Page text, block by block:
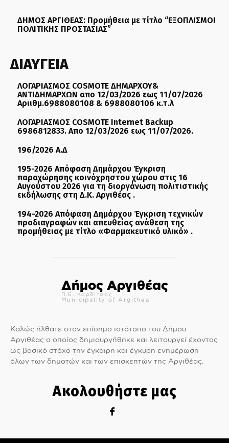
ΔΗΜΟΣ ΑΡΓΙΘΕΑΣ: Προμήθεια με τίτλο “ΕΞΟΠΛΙΣΜΟΙ
ΠΟΛΙΤΙΚΗΣ ΠΡΟΣΤΑΣΙΑΣ”
ΔΙΑΥΓΕΙΑ
ΛΟΓΑΡΙΑΣΜΟΣ COSMOTE ΔΗΜΑΡΧΟΥ&
ΑΝΤΙΔΗΜΑΡΧΩΝ απο 12/03/2026 εως 11/07/2026
Αριιθμ.6988080108 & 6988080106 κ.τ.λ
ΛΟΓΑΡΙΑΣΜΟΣ COSMOTE Internet Backup
6986812833. Απο 12/03/2026 εως 11/07/2026.
196/2026 Α.Δ
195-2026 Απόφαση Δημάρχου Έγκριση
παραχώρησης κοινόχρηστου χώρου στις 16
Αυγούστου 2026 για τη διοργάνωση πολιτιστικής
εκδήλωσης στη Δ.Κ. Αργιθέας .
194-2026 Απόφαση Δημάρχου Έγκριση τεχνικών
προδιαγραφών και απευθείας ανάθεση της
προμήθειας με τίτλο «Φαρμακευτικό υλικό» .
Δήμος Αργιθέας
Π.Ε. Καρδίτσας
Municipality of Argithea
Καλώς ήλθατε στον επίσημο ιστότοπο του Δήμου
Αργιθέας ο οποίος δημιουργήθηκε και λειτουργεί έχοντας
ως βασικό στόχο την έγκαιρη και έγκυρη ενημέρωση
όλων των δημοτών και των επισκεπτών της Αργιθέας.
Ακολουθήστε μας